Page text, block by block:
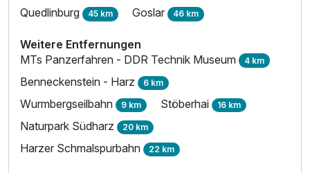
Quedlinburg 45 km Goslar 46 km
Weitere Entfernungen
MTs Panzerfahren - DDR Technik Museum 4 km
Benneckenstein - Harz 6 km
Wurmbergseilbahn 9 km Stöberhai 16 km
Naturpark Südharz 20 km
Harzer Schmalspurbahn 22 km